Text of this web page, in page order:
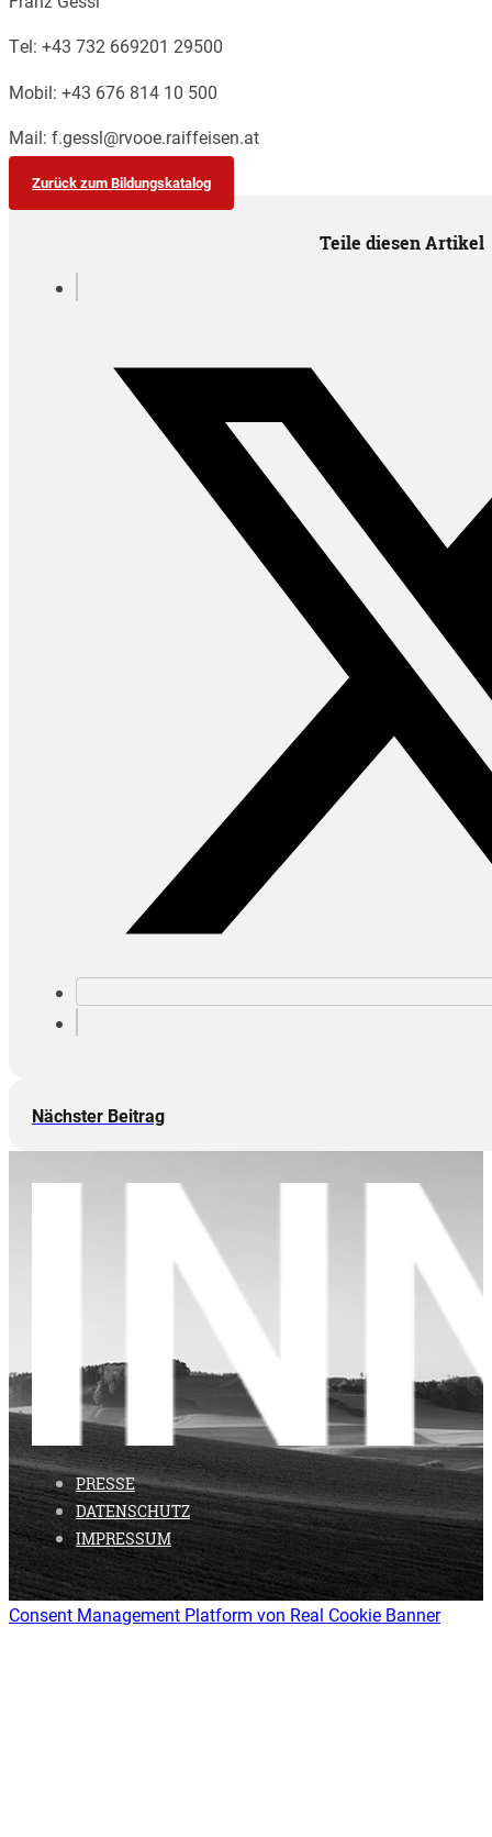
Tel: +43 732 669201 29500
Mobil: +43 676 814 10 500
Mail: f.gessl@rvooe.raiffeisen.at
Zurück zum Bildungskatalog
Teile diesen Artikel
Nächster Beitrag
PRESSE
DATENSCHUTZ
IMPRESSUM
Consent Management Platform von Real Cookie Banner